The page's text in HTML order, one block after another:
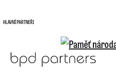
HLAVNÍ PARTNEŘI